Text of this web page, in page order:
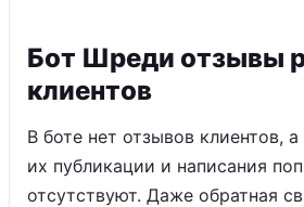
Бот Шреди отзывы
клиентов
В боте нет отзывов клиентов,
их публикации и написания
отсутствуют. Даже обратная